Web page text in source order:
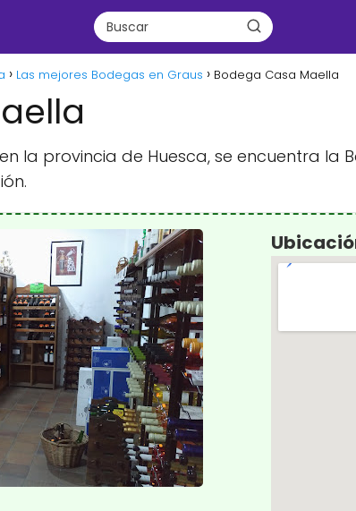
Las mejores Bodegas en Graus Bodega Casa Maella
la provincia de Huesca, se encuentra